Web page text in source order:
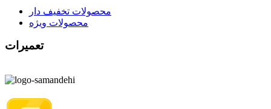
محصولات تخفیف دار
محصولات ویژه
تعمیرات